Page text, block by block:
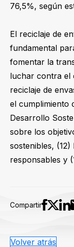
76,5%, según
El reciclaje de
fundamental
fomentar la
luchar contra el
reciclaje de
el cumplimiento
Desarrollo
sobre los
sostenibles,
responsables y
Compartir
Volver atrás